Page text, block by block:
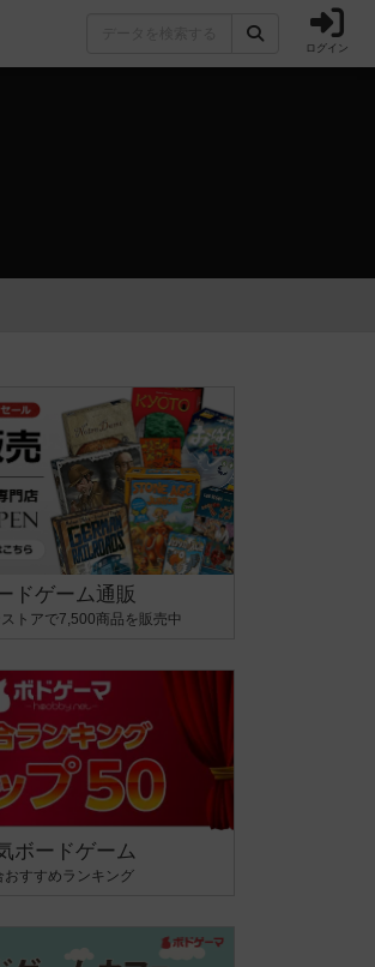
ム ログイン
ドゲーム通販
トアで7,500商品を販売中
ボードゲーム
おすすめランキング